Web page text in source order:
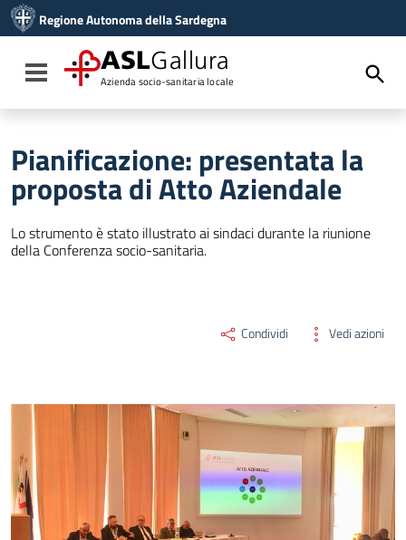
Vai al menu di navigazione
Vai al footer
Regione Autonoma della Sardegna
Toggle navigation
ASLGallura
Azienda socio-sanitaria locale
Pianificazione: presentata la
proposta di Atto Aziendale
Lo strumento è stato illustrato ai sindaci durante la riunione
della Conferenza socio-sanitaria.
Condividi Vedi azioni